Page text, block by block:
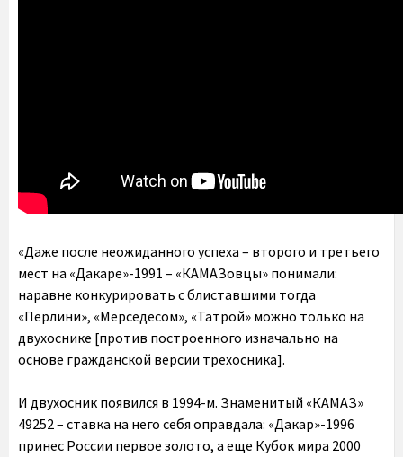
«Даже после неожиданного успеха – второго и третьего
мест на «Дакаре»-1991 – «КАМАЗовцы» понимали:
наравне конкурировать с блиставшими тогда
«Перлини», «Мерседесом», «Татрой» можно только на
двухоснике [против построенного изначально на
основе гражданской версии трехосника].
И двухосник появился в 1994-м. Знаменитый «КАМАЗ»
49252 – ставка на него себя оправдала: «Дакар»-1996
принес России первое золото, а еще Кубок мира 2000